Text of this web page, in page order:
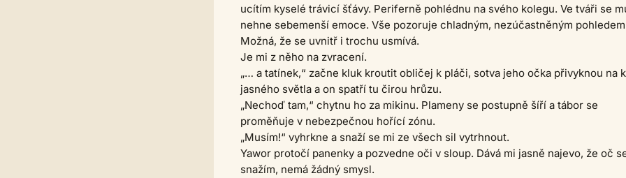
ucítím kyselé trávicí šťávy. Periferně pohlédnu na svého kolegu. Ve tváři se
nehne sebemenší emoce. Vše pozoruje chladným, nezúčastněným
Možná, že se uvnitř i trochu usmívá.
Je mi z něho na zvracení.
„… a tatínek,“ začne kluk kroutit obličej k pláči, sotva jeho očka přivyknou na
jasného světla a on spatří tu čirou hrůzu.
„Nechoď tam,“ chytnu ho za mikinu. Plameny se postupně šíří a tábor se
proměňuje v nebezpečnou hořící zónu.
„Musím!“ vyhrkne a snaží se mi ze všech sil vytrhnout.
Yawor protočí panenky a pozvedne oči v sloup. Dává mi jasně najevo, že oč
snažím, nemá žádný smysl.